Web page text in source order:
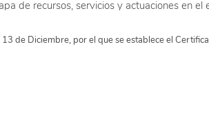
de recursos, servicios y actuaciones en el
de Diciembre, por el que se establece el